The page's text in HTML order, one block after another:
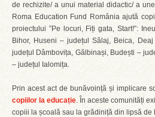
de rechizite/ a unui material didactic/ a
Roma Education Fund România ajută
proiectului ”Pe locuri, Fiți gata, Start!”:
Bihor, Huseni – județul Sălaj, Beica,
județul Dâmbovița, Gălbinași, Budești –
– județul Ialomița.
Prin acest act de bunăvoință și implicare
copiilor la educație. În aceste comunități
copiii la școală sau la grădiniță din lipsă de